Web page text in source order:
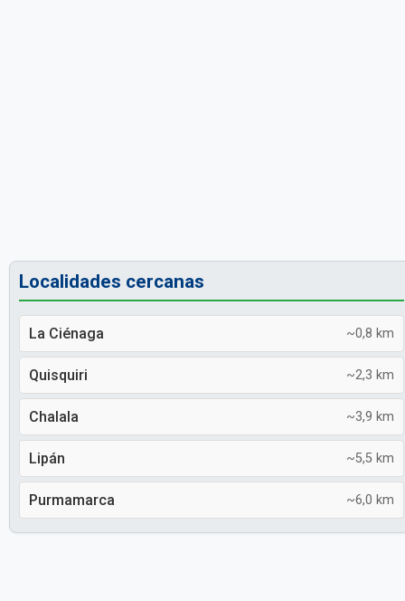
Localidades cercanas
La Ciénaga ~0,8 km
Quisquiri ~2,3 km
Chalala ~3,9 km
Lipán ~5,5 km
Purmamarca ~6,0 km